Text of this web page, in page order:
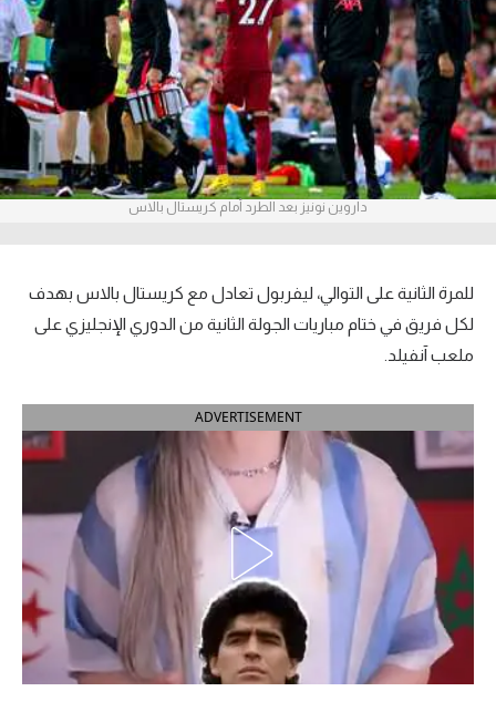
آراء حرة
ركن الألعاب
بطولات
أمريكا 2026
الدوري الإنجليزي الممتاز
الدوري الإسباني
الدوري الألماني
الدوري الفرنسي
الدوري السعودي للمحترفين
دوري أبطال أوروبا
دوري أبطال إفريقيا
داروين نونيز بعد الطرد أمام كريستال بالاس
للمرة الثانية على التوالي، ليفربول تعادل مع كريستال بالاس بهدف
لكل فريق في ختام مباريات الجولة الثانية من الدوري الإنجليزي على
ملعب آنفيلد.
ADVERTISEMENT